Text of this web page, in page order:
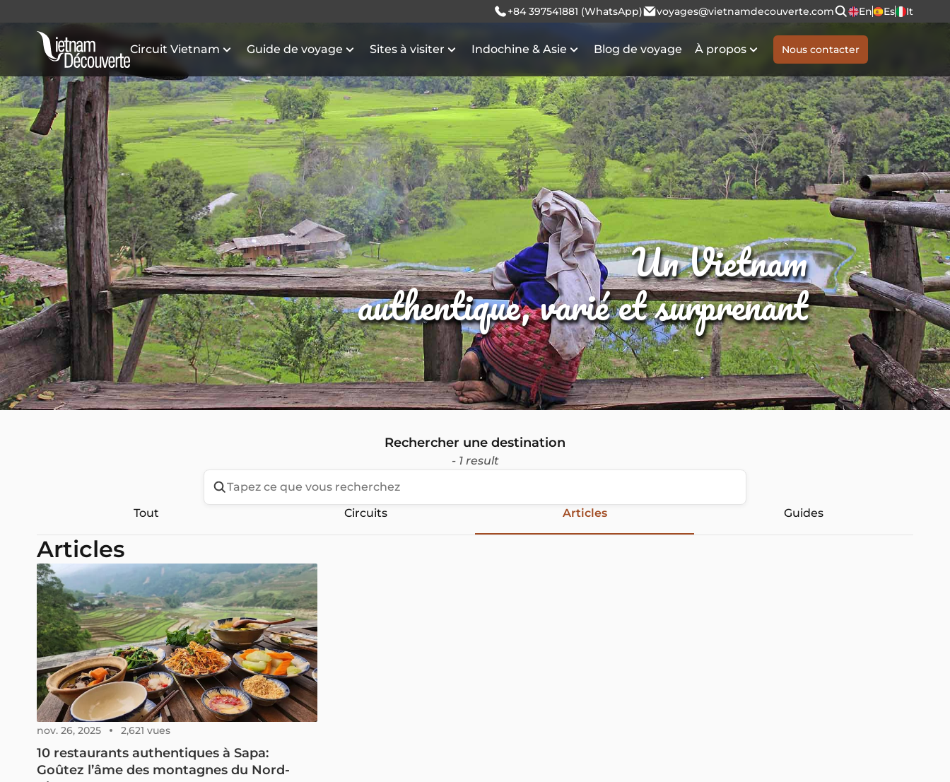
+84 397541881 (WhatsApp) voyages@vietnamdecouverte.com En Es It
Circuit Vietnam Guide de voyage Sites à visiter Indochine & Asie Blog de voyage À propos Nous contacter
Un Vietnam
authentique, varié et surprenant
Rechercher une destination
- 1 result
Tout Circuits Articles Guides
Articles
nov. 26, 2025 2,621 vues
10 restaurants authentiques à Sapa:
Goûtez l’âme des montagnes du Nord-